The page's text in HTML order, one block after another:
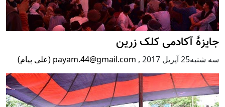
جایزۀ آکادمی کلک زرین
سه شنبه25 آپریل 2017 , payam.44@gmail.com (علی پیام)